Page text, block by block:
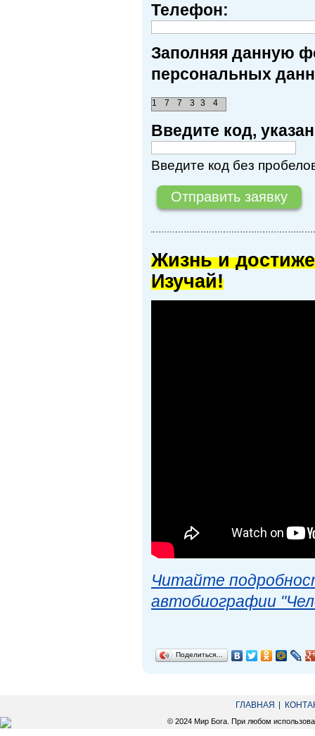
Телефон:
Заполняя данную
персональных
3 3 4
7
7
1
Введите код,
Введите код без
Жизнь и
Изучай!
Читайте
автобиографии
Поделиться…
ГЛАВНАЯ
© 2024 Мир Бога. При любом